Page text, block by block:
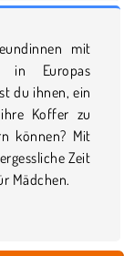
mit
in Europas
du ihnen, ein
Koffer zu
können? Mit
Zeit
Mädchen.